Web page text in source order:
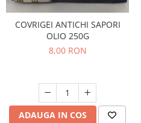
COVRIGEI ANTICHI SAPORI
OLIO 250G
8,00 RON
ADAUGA IN COS